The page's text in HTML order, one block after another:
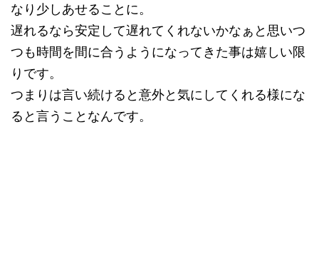
なり少しあせることに。
遅れるなら安定して遅れてくれないかなぁと思いつ
つも時間を間に合うようになってきた事は嬉しい限
りです。
つまりは言い続けると意外と気にしてくれる様にな
ると言うことなんです。